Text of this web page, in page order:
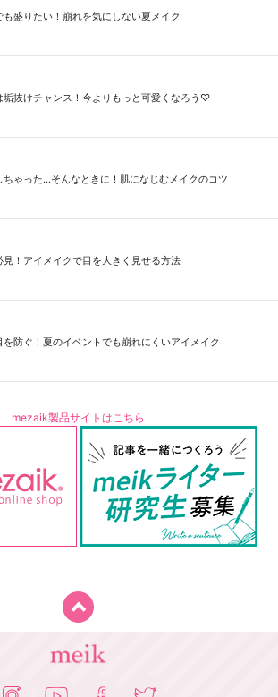
も盛りたい！崩れを気にしない夏メイク
垢抜けチャンス！今よりもっと可愛くなろう♡
ちゃった...そんなときに！肌になじむメイクのコツ
見！アイメイクで目を大きく見せる方法
を防ぐ！夏のイベントでも崩れにくいアイメイク
mezaik製品サイトはこちら